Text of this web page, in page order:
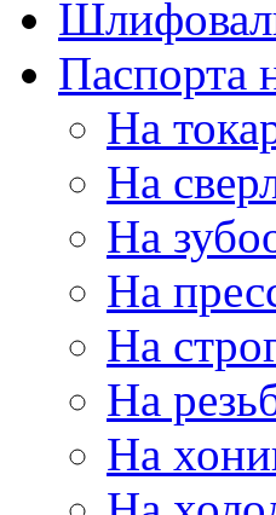
Паспорта
На
На
На
На
На
На
На